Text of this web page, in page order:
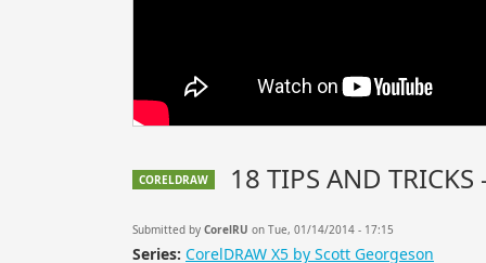
CORELDRAW 18 TIPS AND TRICKS
Submitted by CorelRU on Tue, 01/14/2014 - 17:15
Series: CorelDRAW X5 by Scott Georgeson